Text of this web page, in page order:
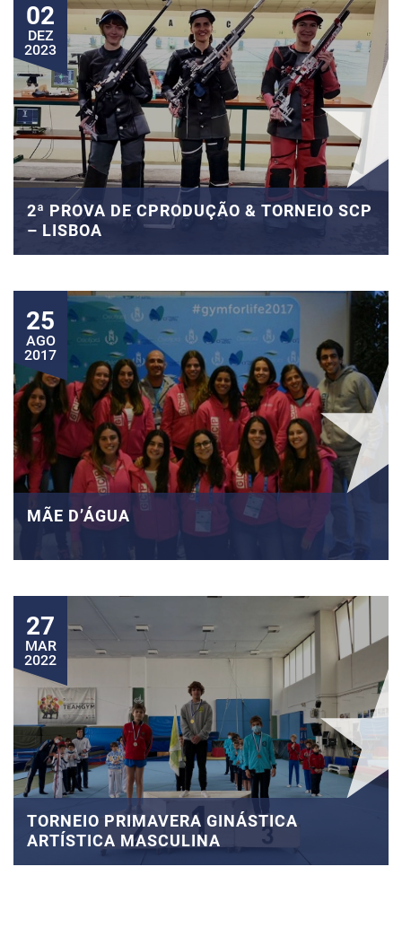
02
DEZ
2023
2ª PROVA DE CPRODUÇÃO & TORNEIO SCP
– LISBOA
25
AGO
2017
MÃE D’ÁGUA
27
MAR
2022
TORNEIO PRIMAVERA GINÁSTICA
ARTÍSTICA MASCULINA